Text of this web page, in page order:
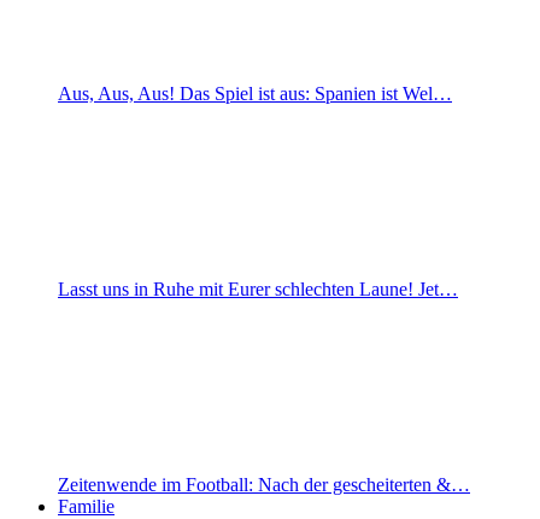
Aus, Aus, Aus! Das Spiel ist aus: Spanien ist Wel…
Lasst uns in Ruhe mit Eurer schlechten Laune! Jet…
Zeitenwende im Football: Nach der gescheiterten &…
Familie